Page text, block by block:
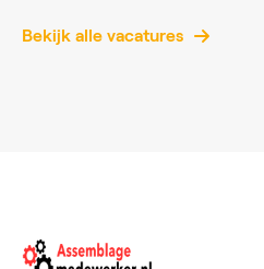
Bekijk alle vacatures